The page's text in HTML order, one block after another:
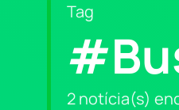
Tag
2 notícia(s)